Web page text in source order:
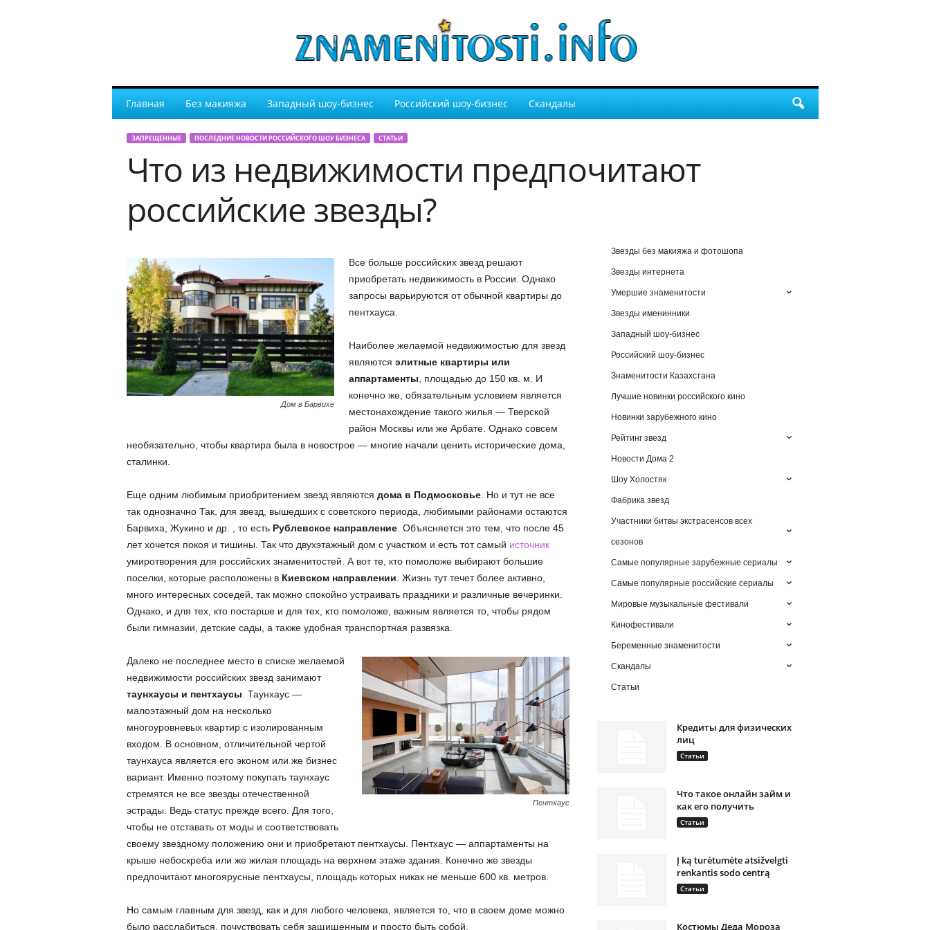
Главная Без макияжа Западный шоу-бизнес Российский шоу-бизнес Скандалы
ЗАПРЕЩЕННЫЕ ПОСЛЕДНИЕ НОВОСТИ РОССИЙСКОГО ШОУ БИЗНЕСА СТАТЬИ
Что из недвижимости предпочитают
российские звезды?
Дом в Барвихе
Все больше российских звезд решают
приобретать недвижимость в России. Однако
запросы варьируются от обычной квартиры до
пентхауса.
Наиболее желаемой недвижимостью для звезд
являются элитные квартиры или
аппартаменты , площадью до 150 кв. м. И
конечно же, обязательным условием является
местонахождение такого жилья — Тверской
район Москвы или же Арбате. Однако совсем
необязательно, чтобы квартира была в новострое — многие начали ценить исторические дома,
сталинки.
Еще одним любимым приобритением звезд являются дома в Подмосковье. Но и тут не все
так однозначно Так, для звезд, вышедших с советского периода, любимыми районами остаются
Барвиха, Жукино и др. , то есть Рублевское направление. Объясняется это тем, что после 45
лет хочется покоя и тишины. Так что двухэтажный дом с участком и есть тот самый источник
умиротворения для российских знаменитостей. А вот те, кто помоложе выбирают большие
поселки, которые расположены в Киевском направлении . Жизнь тут течет более активно,
много интересных соседей, так можно спокойно устраивать праздники и различные вечеринки.
Однако, и для тех, кто постарше и для тех, кто помоложе, важным является то, чтобы рядом
были гимназии, детские сады, а также удобная транспортная развязка.
Пентхаус
Далеко не последнее место в списке желаемой
недвижимости российских звезд занимают
таунхаусы и пентхаусы . Таунхаус —
малоэтажный дом на несколько
многоуровневых квартир с изолированным
входом. В основном, отличительной чертой
таунхауса является его эконом или же бизнес
вариант. Именно поэтому покупать таунхаус
стремятся не все звезды отечественной
эстрады. Ведь статус прежде всего. Для того,
чтобы не отставать от моды и соответствовать
своему звездному положению они и приобретают пентхаусы. Пентхаус — аппартаменты на
крыше небоскреба или же жилая площадь на верхнем этаже здания. Конечно же звезды
предпочитают многоярусные пентхаусы, площадь которых никак не меньше 600 кв. метров.
Но самым главным для звезд, как и для любого человека, является то, что в своем доме можно
было расслабиться, почуствовать себя защищенным и просто быть собой.
Звезды без макияжа и фотошопа
Звезды интернета
Умершие знаменитости
Звезды именинники
Западный шоу-бизнес
Российский шоу-бизнес
Знаменитости Казахстана
Лучшие новинки российского кино
Новинки зарубежного кино
Рейтинг звезд
Новости Дома 2
Шоу Холостяк
Фабрика звезд
Участники битвы экстрасенсов всех
сезонов
Самые популярные зарубежные сериалы
Самые популярные российские сериалы
Мировые музыкальные фестивали
Кинофестивали
Беременные знаменитости
Скандалы
Статьи
Кредиты для физических
лиц
Статьи
Что такое онлайн займ и
как его получить
Статьи
Į ką turėtumėte atsižvelgti
renkantis sodo centrą
Статьи
Костюмы Деда Мороза